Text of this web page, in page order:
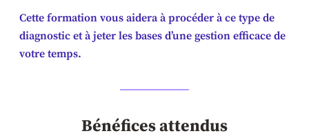
Cette formation vous aidera à procéder à ce type de
diagnostic et à jeter les bases d’une gestion efficace de
votre temps.
Bénéfices attendus